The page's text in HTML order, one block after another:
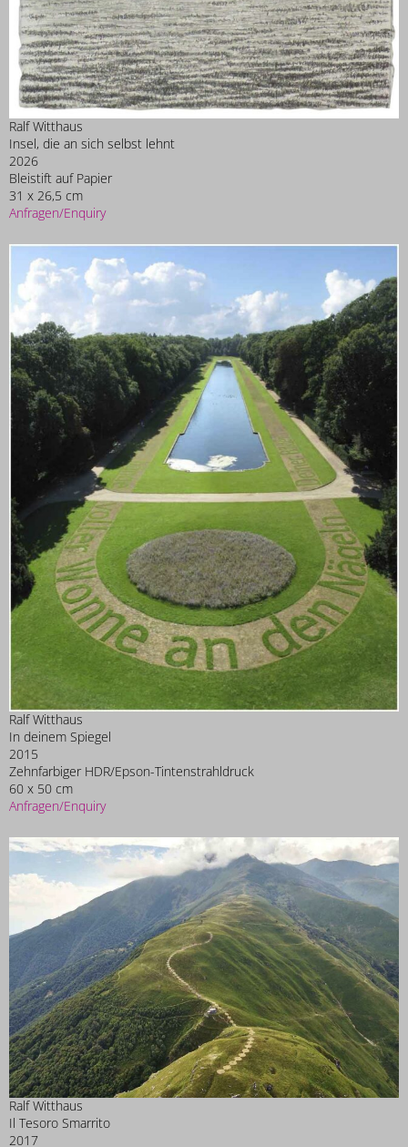
Ralf Witthaus
Insel, die an sich selbst lehnt
2026
Bleistift auf Papier
31 x 26,5 cm
Anfragen/Enquiry
Ralf Witthaus
In deinem Spiegel
2015
Zehnfarbiger HDR/Epson-Tintenstrahldruck
60 x 50 cm
Anfragen/Enquiry
Ralf Witthaus
Il Tesoro Smarrito
2017